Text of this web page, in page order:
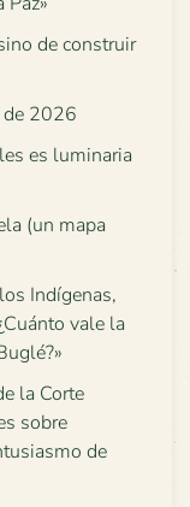
de construir
de 2026
es luminaria
(un mapa
Indígenas,
vale la
la Corte
sobre
de